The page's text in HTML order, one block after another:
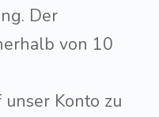
Der
von 10
Konto zu